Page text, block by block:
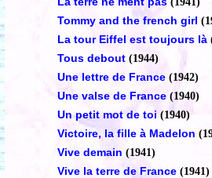
Tommy and the french girl
La tour Eiffel est toujours là
Tous debout (1944)
Une lettre de France (1942)
Une valse de France (1940)
Un petit mot de toi (1940)
Victoire, la fille à Madelon
Vive demain (1941)
Vive la terre de France (1941)